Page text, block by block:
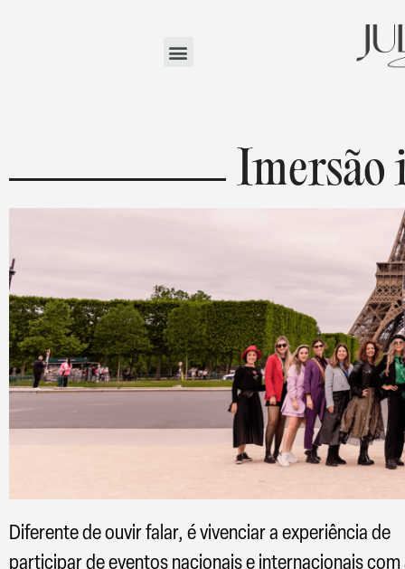
Diferente de ouvir falar, é vivenciar a experiência de
participar de eventos nacionais e internacionais com